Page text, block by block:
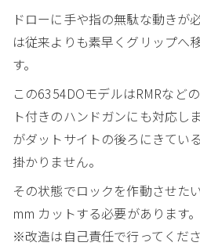
ドローに手や指の無駄な動きが
は従来よりも素早くグリップへ
す。
この6354DOモデルはRMRなど
ト付きのハンドガンにも対応し
がダットサイトの後ろにきてい
掛かりません。
その状態でロックを作動させた
mm カットする必要があります。
※改造は自己責任で行ってくだ